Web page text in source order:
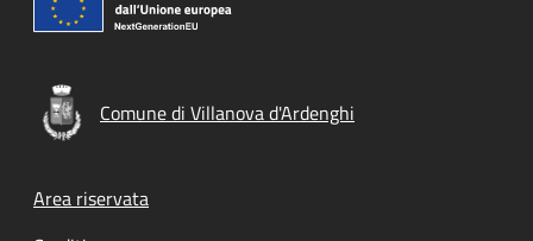
Comune di Villanova d'Ardenghi
Footer menu
Area riservata